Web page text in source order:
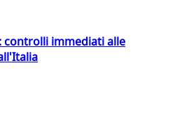
controlli immediati alle